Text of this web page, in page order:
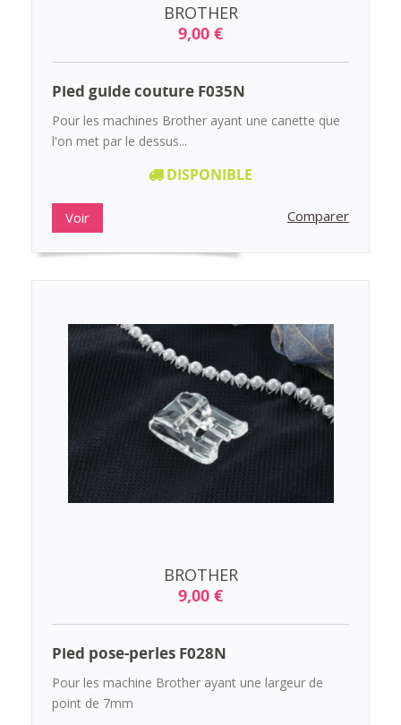
BROTHER
9,00 €
Pied guide couture F035N
Pour les machines Brother ayant une canette que
l'on met par le dessus...
DISPONIBLE
Voir Comparer
BROTHER
9,00 €
Pied pose-perles F028N
Pour les machine Brother ayant une largeur de
point de 7mm